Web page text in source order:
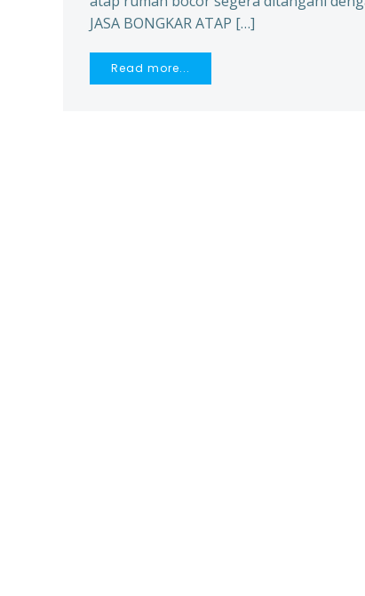
JASA BONGKAR ATAP […]
Read more...